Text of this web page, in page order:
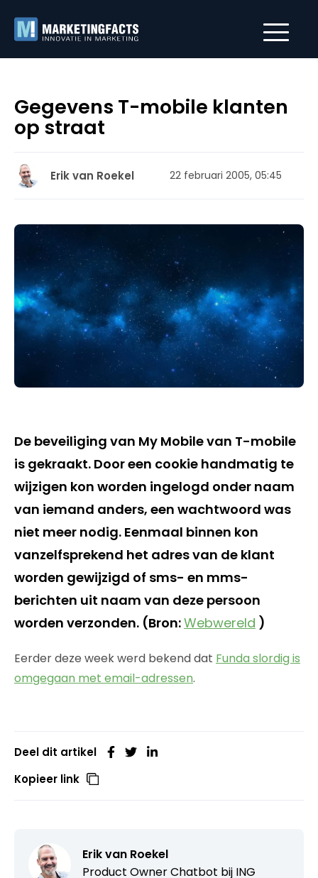
Gegevens T-mobile klanten
op straat
Erik van Roekel 22 februari 2005, 05:45
De beveiliging van My Mobile van T-mobile
is gekraakt. Door een cookie handmatig te
wijzigen kon worden ingelogd onder naam
van iemand anders, een wachtwoord was
niet meer nodig. Eenmaal binnen kon
vanzelfsprekend het adres van de klant
worden gewijzigd of sms- en mms-
berichten uit naam van deze persoon
worden verzonden. (Bron:Webwereld )
Eerder deze week werd bekend dat Funda slordig is
omgegaan met email-adressen.
Deel dit artikel
Kopieer link
Erik van Roekel
Product Owner Chatbot bij ING